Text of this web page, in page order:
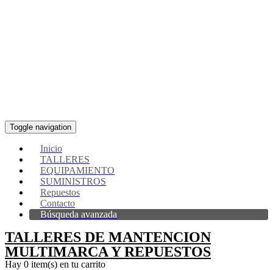
Toggle navigation
Inicio
TALLERES
EQUIPAMIENTO
SUMINISTROS
Repuestos
Contacto
Búsqueda avanzada
TALLERES DE MANTENCION
MULTIMARCA Y REPUESTOS
Hay 0 item(s) en tu carrito